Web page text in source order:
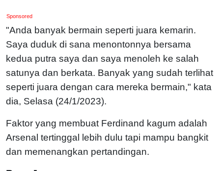
Sponsored
"Anda banyak bermain seperti juara kemarin.
Saya duduk di sana menontonnya bersama
kedua putra saya dan saya menoleh ke salah
satunya dan berkata. Banyak yang sudah terlihat
seperti juara dengan cara mereka bermain," kata
dia, Selasa (24/1/2023).
Faktor yang membuat Ferdinand kagum adalah
Arsenal tertinggal lebih dulu tapi mampu bangkit
dan memenangkan pertandingan.